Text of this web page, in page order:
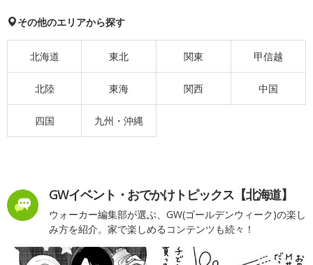
その他のエリアから探す
北海道 東北 関東 甲信越
北陸 東海 関西 中国
四国 九州・沖縄
GWイベント・おでかけトピックス【北海道】
ウォーカー編集部が選ぶ、GW(ゴールデンウィーク)の楽し
み方を紹介。家で楽しめるコンテンツも続々！